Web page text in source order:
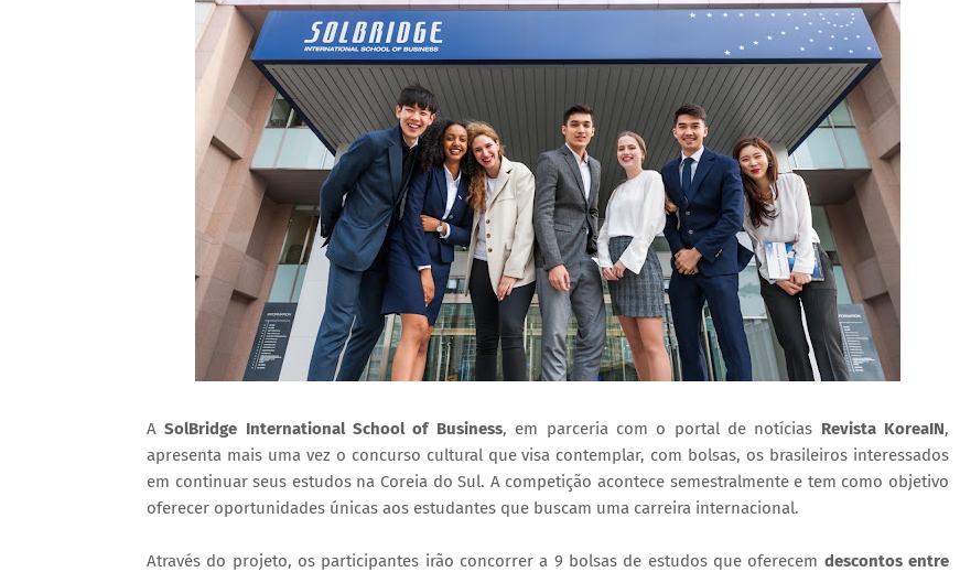
ASolBridge International School of Business, em parceria com o portal de notícias Revista KoreaIN,
apresenta mais uma vez o concurso cultural que visa contemplar, com bolsas, os brasileiros interessados
em continuar seus estudos na Coreia do Sul. A competição acontece semestralmente e tem como objetivo
oferecer oportunidades únicas aos estudantes que buscam uma carreira internacional.
Através do projeto, os participantes irão concorrer a 9 bolsas de estudos que oferecem descontos entre